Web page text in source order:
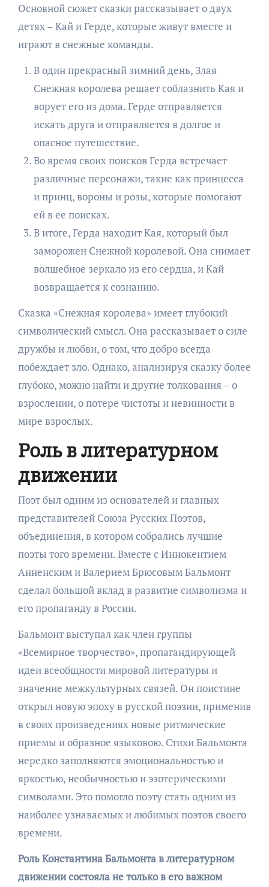
Основной сюжет сказки рассказывает о двух
детях – Кай и Герде, которые живут вместе и
играют в снежные команды.
В один прекрасный зимний день, Злая
Снежная королева решает соблазнить Кая и
ворует его из дома. Герде отправляется
искать друга и отправляется в долгое и
опасное путешествие.
Во время своих поисков Герда встречает
различные персонажи, такие как принцесса
и принц, вороны и розы, которые помогают
ей в ее поисках.
В итоге, Герда находит Кая, который был
заморожен Снежной королевой. Она снимает
волшебное зеркало из его сердца, и Кай
возвращается к сознанию.
Сказка «Снежная королева» имеет глубокий
символический смысл. Она рассказывает о силе
дружбы и любви, о том, что добро всегда
побеждает зло. Однако, анализируя сказку более
глубоко, можно найти и другие толкования – о
взрослении, о потере чистоты и невинности в
мире взрослых.
Роль в литературном
движении
Поэт был одним из основателей и главных
представителей Союза Русских Поэтов,
объединения, в котором собрались лучшие
поэты того времени. Вместе с Иннокентием
Анненским и Валерием Брюсовым Бальмонт
сделал большой вклад в развитие символизма и
его пропаганду в России.
Бальмонт выступал как член группы
«Всемирное творчество», пропагандирующей
идеи всеобщности мировой литературы и
значение межкультурных связей. Он поистине
открыл новую эпоху в русской поэзии, применив
в своих произведениях новые ритмические
приемы и образное языковою. Стихи Бальмонта
нередко заполняются эмоциональностью и
яркостью, необычностью и эзотерическими
символами. Это помогло поэту стать одним из
наиболее узнаваемых и любимых поэтов своего
времени.
Роль Константина Бальмонта в литературном
движении состояла не только в его важном